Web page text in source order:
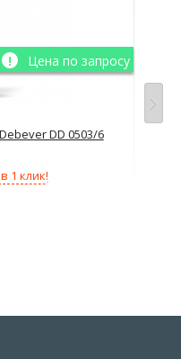
Цена по запросу
DD 0503/6
1 клик!